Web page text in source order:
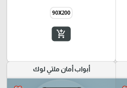
90X200
add_shopping_cart
أبواب أمان ملتي لوك